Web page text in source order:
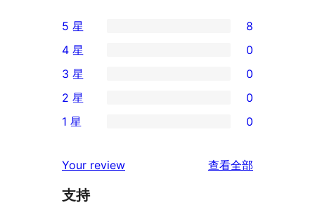
8
条
5
星
评
5 星 8
条
4
星
价
4 星 0
0
条
3
评
价
3 星 0
条
星
评
2 星 0
1
星
1 星 0
Your review 查看全部
支持